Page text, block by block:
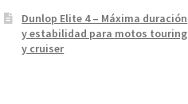
Dunlop Elite 4 – Máxima duración
y estabilidad para motos touring
y cruiser